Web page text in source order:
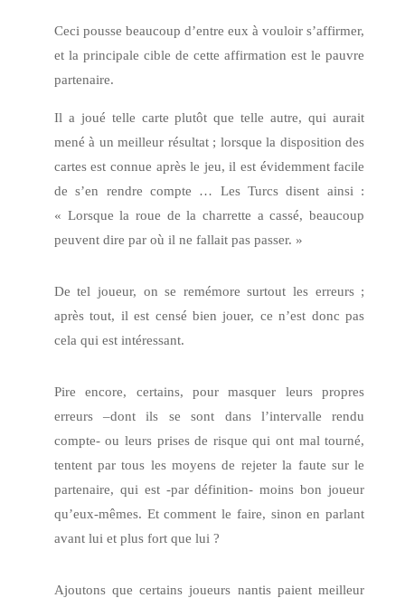
Ceci pousse beaucoup d’entre eux à vouloir s’affirmer,
et la principale cible de cette affirmation est le pauvre
partenaire.
Il a joué telle carte plutôt que telle autre, qui aurait
mené à un meilleur résultat ; lorsque la disposition des
cartes est connue après le jeu, il est évidemment facile
de s’en rendre compte … Les Turcs disent ainsi :
« Lorsque la roue de la charrette a cassé, beaucoup
peuvent dire par où il ne fallait pas passer. »
De tel joueur, on se remémore surtout les erreurs ;
après tout, il est censé bien jouer, ce n’est donc pas
cela qui est intéressant.
Pire encore, certains, pour masquer leurs propres
erreurs –dont ils se sont dans l’intervalle rendu
compte- ou leurs prises de risque qui ont mal tourné,
tentent par tous les moyens de rejeter la faute sur le
partenaire, qui est -par définition- moins bon joueur
qu’eux-mêmes. Et comment le faire, sinon en parlant
avant lui et plus fort que lui ?
Ajoutons que certains joueurs nantis paient meilleur